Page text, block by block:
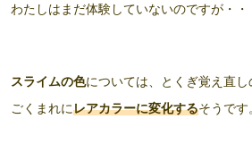
わたしはまだ体験していないのですが・・
スライムの色については、とくぎ覚え直し
ごくまれにレアカラーに変化するそうです